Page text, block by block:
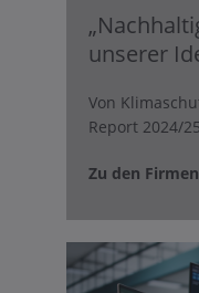
unserer
Von
Report 2024/25
Zu den